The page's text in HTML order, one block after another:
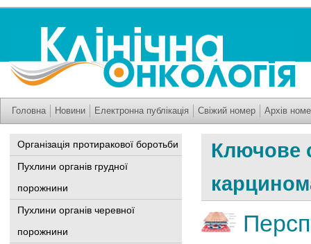
Головна Новини Електронна публікація Свіжий номер Архів
Організація протиракової боротьби
Пухлини органів грудної
порожнини
Пухлини органів черевної
порожнини
Ключове